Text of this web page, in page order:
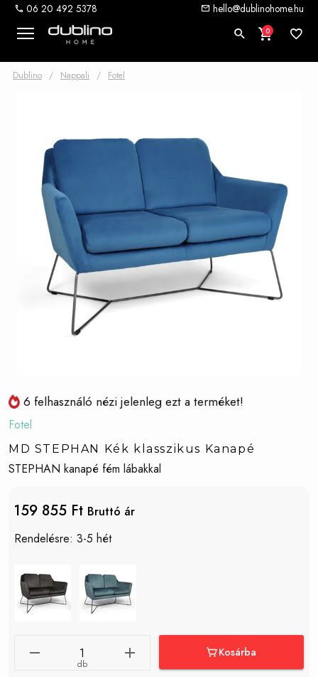
06 20 492 5378 hello@dublinohome.hu
0
Dublino / Nappali / Fotel
6 felhasználó nézi jelenleg ezt a terméket!
Fotel
MD STEPHAN Kék klasszikus Kanapé
STEPHAN kanapé fém lábakkal
159 855 Ft Bruttó ár
Rendelésre: 3-5 hét
db
Kosárba